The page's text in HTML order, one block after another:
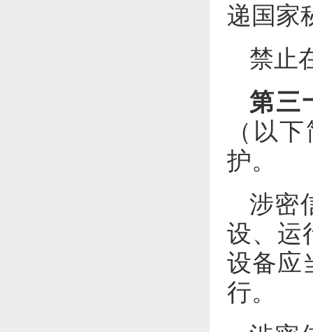
递国家
禁止
第三
（以
护。
涉密
设、运
设备应
行。